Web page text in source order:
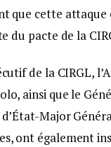
que cette
du pacte de la
de la CIRGL,
ainsi que le
Major
ont également